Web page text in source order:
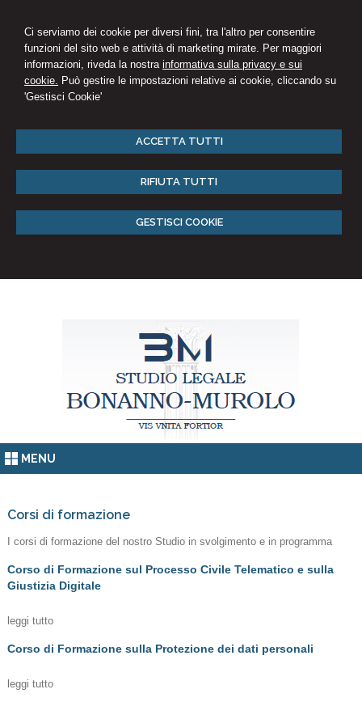
Ci serviamo dei cookie per diversi fini, tra l'altro per consentire
funzioni del sito web e attività di marketing mirate. Per maggiori
informazioni, riveda la nostra informativa sulla privacy e sui
cookie. Può gestire le impostazioni relative ai cookie, cliccando su
'Gestisci Cookie'
ACCETTA TUTTI
RIFIUTA TUTTI
GESTISCI COOKIE
MENU
Corsi di formazione
I corsi di formazione del nostro Studio in svolgimento e in programma
Corso di Formazione sul Processo Civile Telematico e sulla
Giustizia Digitale
leggi tutto
Corso di Formazione sulla Protezione dei dati personali
leggi tutto